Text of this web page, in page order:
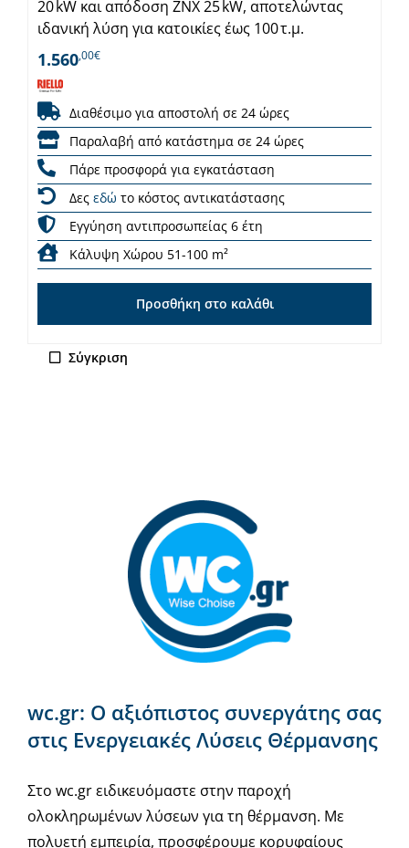
20 kW και απόδοση ΖΝΧ 25 kW, αποτελώντας
ιδανική λύση για κατοικίες έως 100 τ.μ.
1.560,00€
Διαθέσιμο για αποστολή σε 24 ώρες
Παραλαβή από κατάστημα σε 24 ώρες
Πάρε προσφορά για εγκατάσταση
Δες εδώ το κόστος αντικατάστασης
Εγγύηση αντιπροσωπείας 6 έτη
Κάλυψη Χώρου 51-100 m²
Προσθήκη στο καλάθι
Σύγκριση
wc.gr: Ο αξιόπιστος συνεργάτης σας
στις Ενεργειακές Λύσεις Θέρμανσης
Στο wc.gr ειδικευόμαστε στην παροχή
ολοκληρωμένων λύσεων για τη θέρμανση. Με
πολυετή εμπειρία, προσφέρουμε κορυφαίους